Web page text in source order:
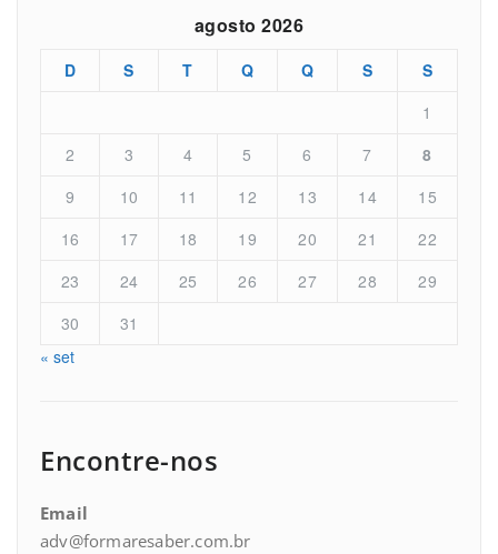
agosto 2026
D S T Q Q S
S
1
2
3 4 5 6 7
8
9
10 11 12 13 14
15
16
17 18 19 20 21
22
23
24 25 26 27 28
29
30
31
« set
Encontre-nos
Email
adv@formaresaber.com.br